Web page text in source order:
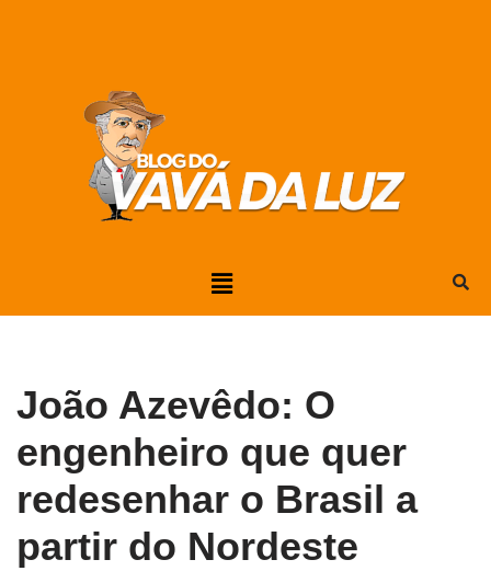
João Azevêdo: O
engenheiro que quer
redesenhar o Brasil a
partir do Nordeste